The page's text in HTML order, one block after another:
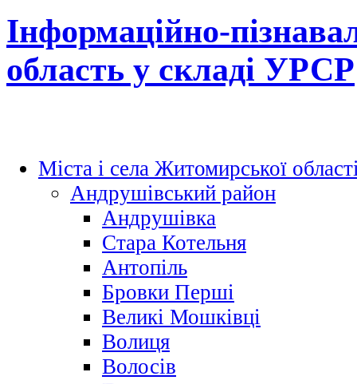
Інформаційно-
область у складі УРСР
Міста і села Житомирської
Андрушівський район
Андрушівка
Стара Котельня
Антопіль
Бровки Перші
Великі Мошківці
Волиця
Волосів